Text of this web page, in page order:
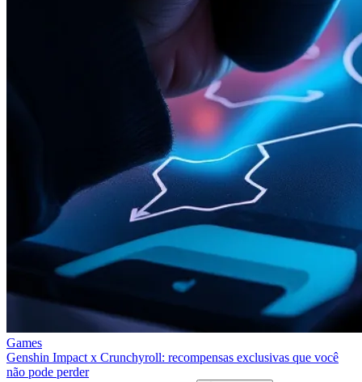
Games
Genshin Impact x Crunchyroll: recompensas exclusivas que você
não pode perder